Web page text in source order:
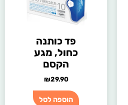
פד כותנה
כחול, מגע
הקסם
₪29.90
הוספה לסל